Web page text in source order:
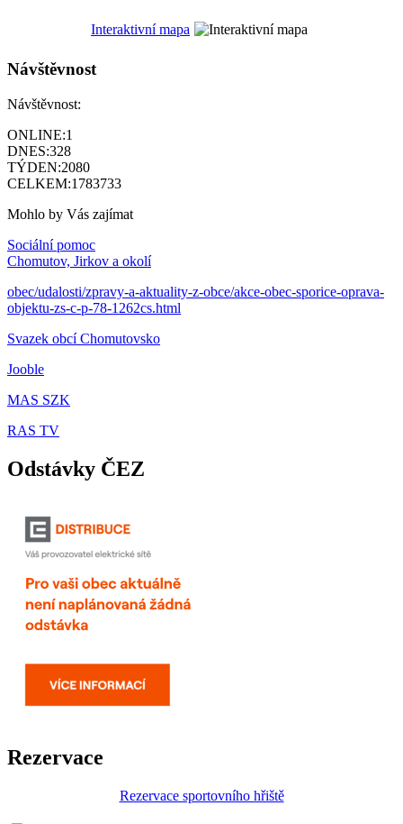
Interaktivní mapa
Návštěvnost
Návštěvnost:
ONLINE:1
DNES:328
TÝDEN:2080
CELKEM:1783733
Mohlo by Vás zajímat
Sociální pomoc
Chomutov, Jirkov a okolí
obec/udalosti/zpravy-a-aktuality-z-obce/akce-obec-sporice-oprava-
objektu-zs-c-p-78-1262cs.html
Svazek obcí Chomutovsko
Jooble
MAS SZK
RAS TV
Odstávky ČEZ
Rezervace
Rezervace sportovního hřiště